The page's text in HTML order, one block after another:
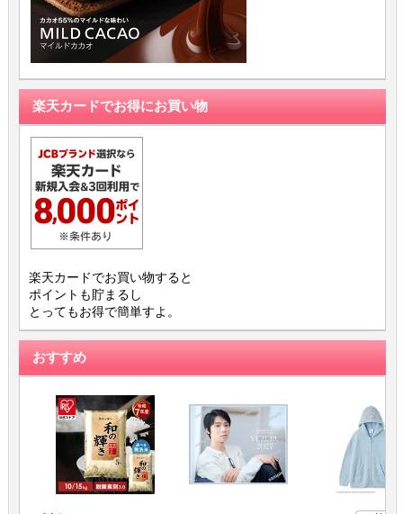
楽天カードでお得にお買い物
楽天カードでお買い物すると
ポイントも貯まるし
とってもお得で簡単すよ。
おすすめ